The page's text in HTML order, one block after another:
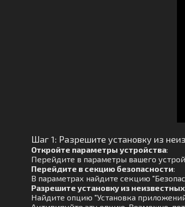
Шаг 1: Разрешите установку из
Откройте параметры устройства:
Перейдите в параметры вашего
Перейдите в секцию безопасности:
В параметрах найдите секцию
Разрешите установку из
Найдите опцию "Установка